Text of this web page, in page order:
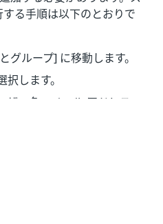
る手順は以下のとおりで
グループ] に移動します。
択します。
ザー名、メール アドレス、